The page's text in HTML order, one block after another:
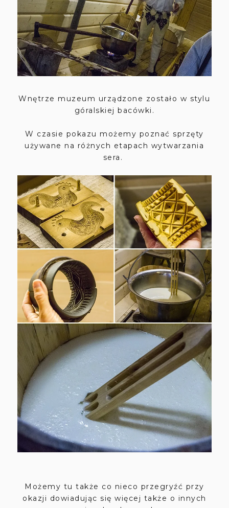
Wnętrze muzeum urządzone zostało w stylu
góralskiej bacówki.
W czasie pokazu możemy poznać sprzęty
używane na różnych etapach wytwarzania
sera .
Możemy tu także co nieco przegryźć przy
okazji dowiadując się więcej także o innych